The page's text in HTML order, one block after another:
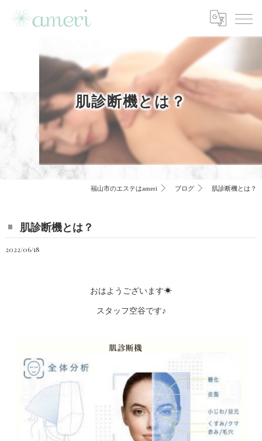
肌診断機とは？
福山市のエステはameri ブログ 肌診断機とは？
肌診断機とは？
2022/06/18
おはようございます☀
スタッフ空谷です♪